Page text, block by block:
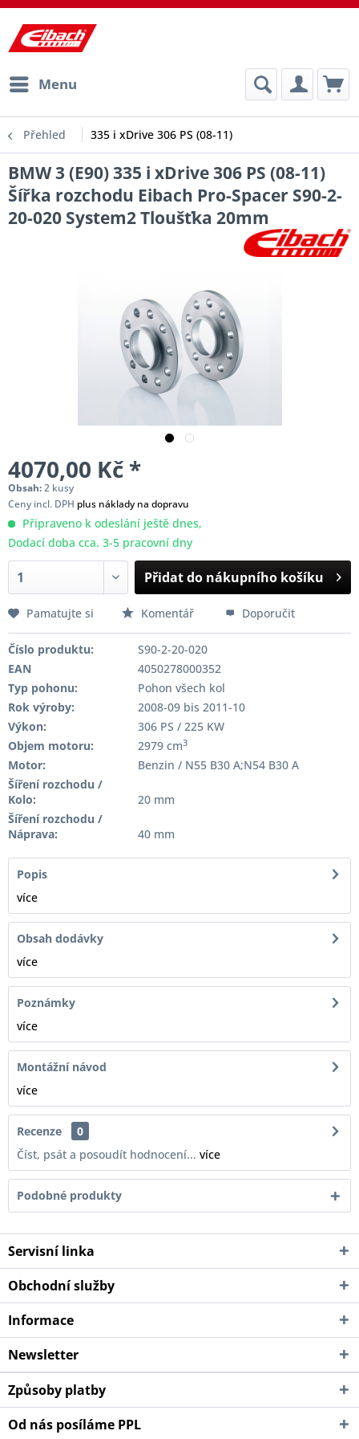
Menu
Přehled 335 i xDrive 306 PS (08-11)
BMW 3 (E90) 335 i xDrive 306 PS (08-11)
Šířka rozchodu Eibach Pro-Spacer S90-2-
20-020 System2 Tloušťka 20mm
4070,00 Kč *
Obsah:2 kusy
Ceny incl. DPH plus náklady na dopravu
Připraveno k odeslání ještě dnes,
Dodací doba cca. 3-5 pracovní dny
Přidat do nákupního košíku
Pamatujte si Komentář Doporučit
Číslo produktu:
S90-2-20-020
EAN
4050278000352
Typ pohonu:
Pohon všech kol
Rok výroby:
2008-09 bis 2011-10
Výkon:
306 PS / 225 KW
Objem motoru:
2979 cm3
Motor:
Benzin / N55 B30 A;N54 B30 A
Šíření rozchodu /
Kolo:
20 mm
Šíření rozchodu /
Náprava:
40 mm
Popis
více
Obsah dodávky
více
Poznámky
více
Montážní návod
více
Recenze
0
Číst, psát a posoudít hodnocení... více
Podobné produkty
Servisní linka
Obchodní služby
Informace
Newsletter
Způsoby platby
Od nás posíláme PPL